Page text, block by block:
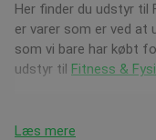
Her finder du udstyr til
er varer som er ved at
som vi bare har købt
udstyr til Fitness &
Læs mere